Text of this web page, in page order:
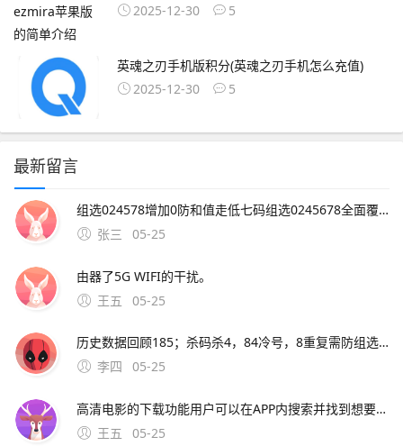
2025-12-30
5
英魂之刃手机版积分(英魂之刃手机怎么充值)
2025-12-30
5
最新留言
组选024578增加0防和值走低七码组选0245678全面覆盖体彩排列三116期分析预测历史数据回顾115期开奖号码为836，特征为1奇2偶2大1小组六。5、杀码分析杀一码8146期重码，短期重复概率低杀
张三
05-25
由器了5G WIFI的干扰。
王五
05-25
历史数据回顾185；杀码杀4，84冷号，8重复需防组选复式五码0，1，6，7，9含上期胆0，补1路六码0，1，2，6，7，9扩展偶数2七码0，1，2，3，6，7，9防3路回补图注3D 15
李四
05-25
高清电影的下载功能用户可以在APP内搜索并找到想要下载的电影，然后使用APP的下载或缓存功能将其保存到手机中这种方法简单方便，但需要注意APP的下载限制和版权问题2 使用云存储
王五
05-25